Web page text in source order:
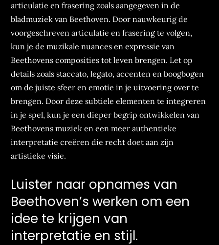
articulatie en frasering zoals aangegeven in de
bladmuziek van Beethoven. Door nauwkeurig de
voorgeschreven articulatie en frasering te volgen,
kun je de muzikale nuances en expressie van
Beethovens composities tot leven brengen. Let op
details zoals staccato, legato, accenten en boogbogen
om de juiste sfeer en emotie in je uitvoering over te
brengen. Door deze subtiele elementen te integreren
in je spel, kun je een dieper begrip ontwikkelen van
Beethovens muziek en een meer authentieke
interpretatie creëren die recht doet aan zijn
artistieke visie.
Luister naar opnames van
Beethoven’s werken om een
idee te krijgen van
interpretatie en stijl.